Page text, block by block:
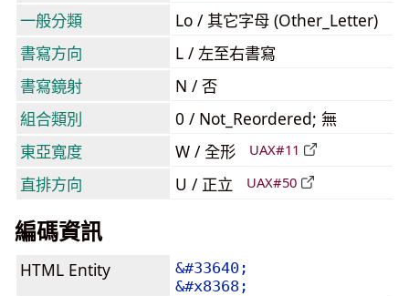
一般分類
Lo / 其它字母 (Other_Letter)
書寫方向
L / 左至右書寫
書寫鏡射
N / 否
組合類別
0 / Not_Reordered; 無
東亞寬度
W / 全形 UAX#11
直排方向 U / 正立 UAX#50
編碼資訊
HTML Entity
&#33640;
&#x8368;